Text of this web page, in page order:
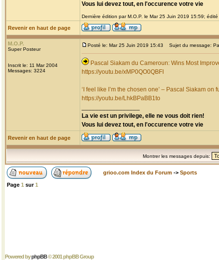
Vous lui devez tout, en l'occurence votre vie
Dernière édition par M.O.P. le Mar 25 Juin 2019 15:59;
Revenir en haut de page
M.O.P.
Super Posteur
Inscrit le: 11 Mar 2004
Messages: 3224
Posté le: Mar 25 Juin 2019 15:43 Sujet du message:
Pascal Siakam du Cameroun: Wins Most
https://youtu.be/xMP0QO0QBFI
‘I feel like I’m the chosen one’ – Pascal Siakam on
https://youtu.be/LhkBPaBB1to
La vie est un privilege, elle ne vous doit rien!
Vous lui devez tout, en l'occurence votre vie
Revenir en haut de page
Montrer les messages depuis:
grioo.com Index du Forum -> Sports
Page 1 sur1
Powered byphpBB© 2001 phpBB Group